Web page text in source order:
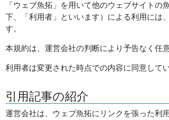
「ウェブ魚拓」を用いて他のウェブサイト
下、「利用者」といいます）による利用には
す。
本規約は、運営会社の判断により予告なく任
利用者は変更された時点での内容に同意して
引用記事の紹介
運営会社は、ウェブ魚拓にリンクを張った利